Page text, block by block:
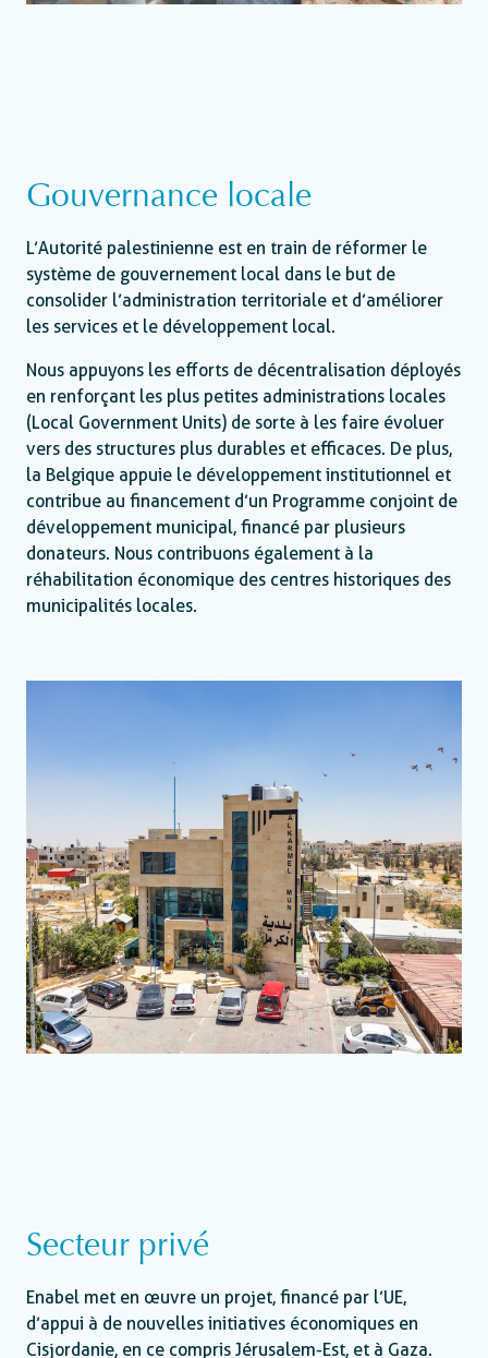
Gouvernance locale
L’Autorité palestinienne est en train de réformer le
système de gouvernement local dans le but de
consolider l’administration territoriale et d’améliorer
les services et le développement local.
Nous appuyons les efforts de décentralisation déployés
en renforçant les plus petites administrations locales
(Local Government Units) de sorte à les faire évoluer
vers des structures plus durables et efficaces. De plus,
la Belgique appuie le développement institutionnel et
contribue au financement d’un Programme conjoint de
développement municipal, financé par plusieurs
donateurs. Nous contribuons également à la
réhabilitation économique des centres historiques des
municipalités locales.
Secteur privé
Enabel met en œuvre un projet, financé par l’UE,
d’appui à de nouvelles initiatives économiques en
Cisjordanie, en ce compris Jérusalem-Est, et à Gaza.